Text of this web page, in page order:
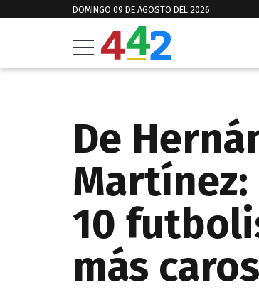
DOMINGO 09 DE AGOSTO DEL 2026
De
Martínez:
10
más